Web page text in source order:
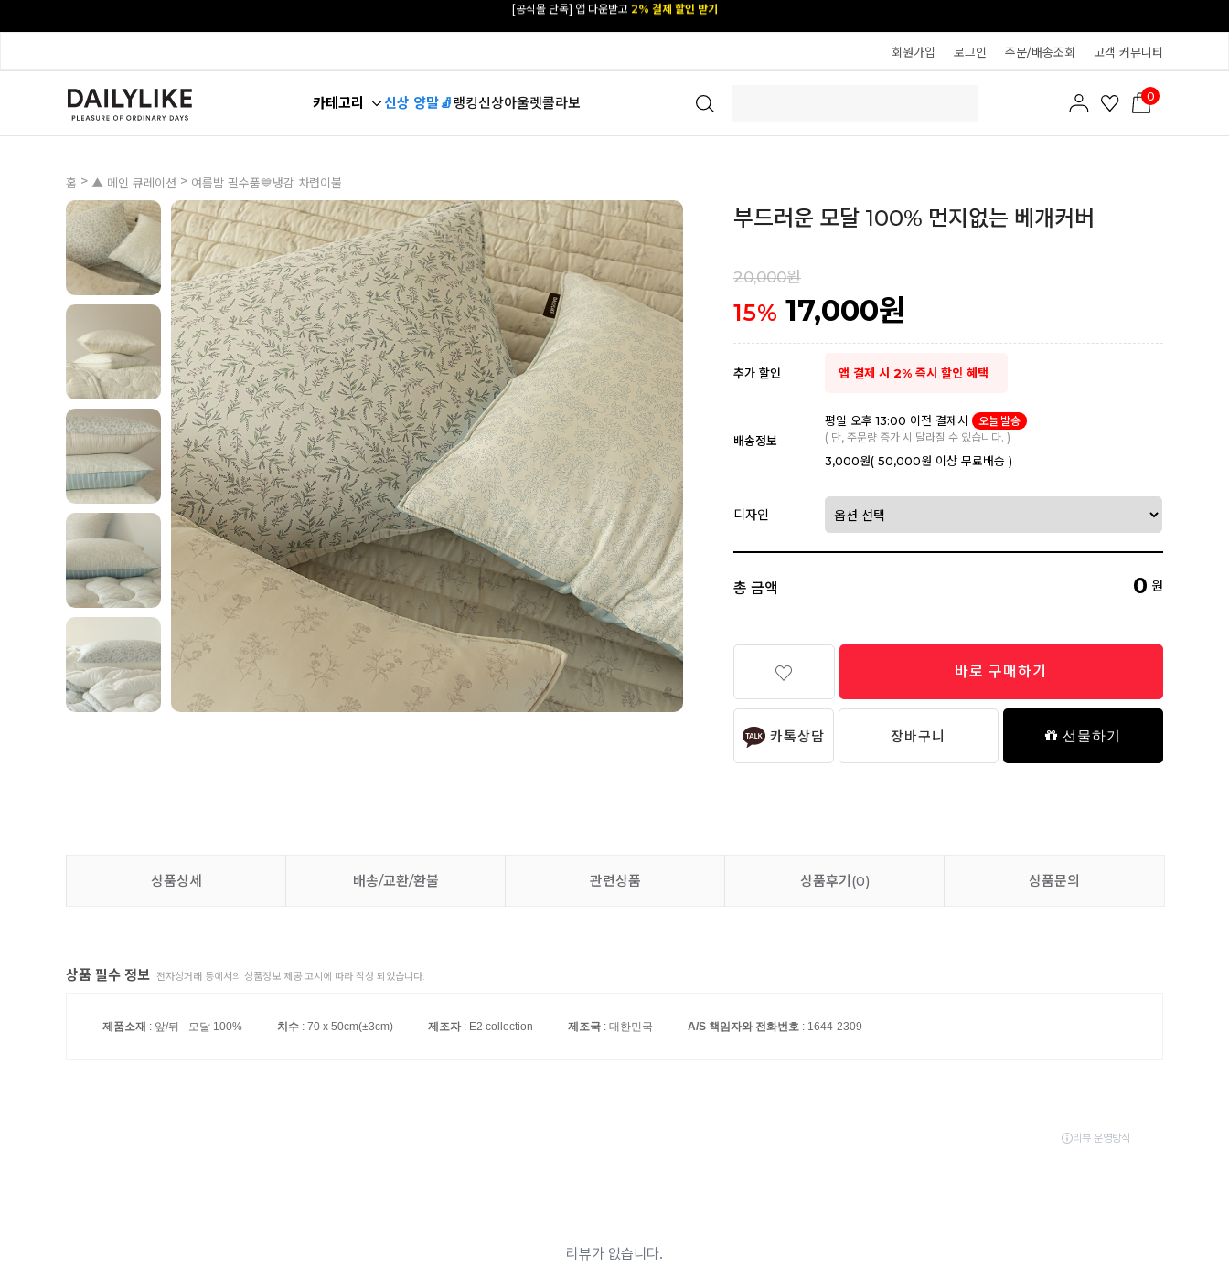
카카오 플친 추가하면1천원 즉시 할인 쿠폰
회원가입 로그인 주문/배송조회 고객 커뮤니티
카테고리 신상 양말🧦랭킹신상아울렛콜라보 0
홈 > ▲ 메인 큐레이션 > 여름밤 필수품💙냉감 차렵이불
부드러운 모달 100% 먼지없는 베개커버
20,000원
15% 17,000원
추가 할인 앱 결제 시 2% 즉시 할인 혜택
배송정보
평일 오후 13:00 이전 결제시
오늘 발송
( 단, 주문량 증가 시 달라질 수 있습니다. )
3,000원( 50,000원 이상 무료배송 )
디자인
총 금액 0 원
바로 구매하기
카톡상담 장바구니 선물하기
상품상세 배송/교환/환불 관련상품 상품후기(0) 상품문의
상품 필수 정보 전자상거래 등에서의 상품정보 제공 고시에 따라 작성 되었습니다.
제품소재 : 앞/뒤 - 모달 100% 치수 : 70 x 50cm(±3cm) 제조자: E2 collection 제조국 : 대한민국 A/S 책임자와 전화번호 : 1644-2309